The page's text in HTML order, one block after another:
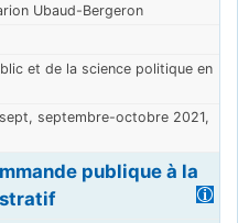
Ubaud-Bergeron
et de la science politique en
septembre-octobre 2021,
publique à la